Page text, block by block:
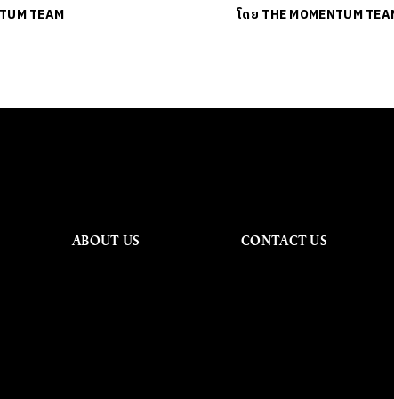
TEAM โดย THE MOMENTUM
ABOUT US CONTACT US